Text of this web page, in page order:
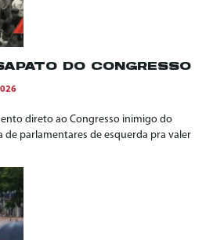
DO CONGRESSO
direto ao Congresso inimigo do
de parlamentares de esquerda pra valer